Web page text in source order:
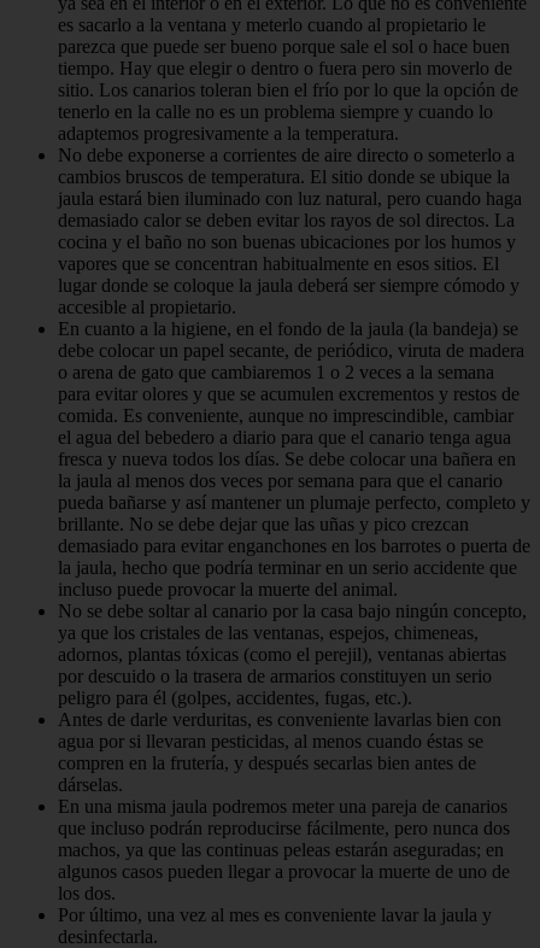
es sacarlo a la ventana y meterlo cuando al propietario le
parezca que puede ser bueno porque sale el sol o hace buen
tiempo. Hay que elegir o dentro o fuera pero sin moverlo de
sitio. Los canarios toleran bien el frío por lo que la opción de
tenerlo en la calle no es un problema siempre y cuando lo
adaptemos progresivamente a la temperatura.
No debe exponerse a corrientes de aire directo o someterlo a
cambios bruscos de temperatura. El sitio donde se ubique la
jaula estará bien iluminado con luz natural, pero cuando haga
demasiado calor se deben evitar los rayos de sol directos. La
cocina y el baño no son buenas ubicaciones por los humos y
vapores que se concentran habitualmente en esos sitios. El
lugar donde se coloque la jaula deberá ser siempre cómodo y
accesible al propietario.
En cuanto a la higiene, en el fondo de la jaula (la bandeja) se
debe colocar un papel secante, de periódico, viruta de madera
o arena de gato que cambiaremos 1 o 2 veces a la semana
para evitar olores y que se acumulen excrementos y restos de
comida. Es conveniente, aunque no imprescindible, cambiar
el agua del bebedero a diario para que el canario tenga agua
fresca y nueva todos los días. Se debe colocar una bañera en
la jaula al menos dos veces por semana para que el canario
pueda bañarse y así mantener un plumaje perfecto, completo y
brillante. No se debe dejar que las uñas y pico crezcan
demasiado para evitar enganchones en los barrotes o puerta de
la jaula, hecho que podría terminar en un serio accidente que
incluso puede provocar la muerte del animal.
No se debe soltar al canario por la casa bajo ningún concepto,
ya que los cristales de las ventanas, espejos, chimeneas,
adornos, plantas tóxicas (como el perejil), ventanas abiertas
por descuido o la trasera de armarios constituyen un serio
peligro para él (golpes, accidentes, fugas, etc.).
Antes de darle verduritas, es conveniente lavarlas bien con
agua por si llevaran pesticidas, al menos cuando éstas se
compren en la frutería, y después secarlas bien antes de
dárselas.
En una misma jaula podremos meter una pareja de canarios
que incluso podrán reproducirse fácilmente, pero nunca dos
machos, ya que las continuas peleas estarán aseguradas; en
algunos casos pueden llegar a provocar la muerte de uno de
los dos.
Por último, una vez al mes es conveniente lavar la jaula y
desinfectarla.